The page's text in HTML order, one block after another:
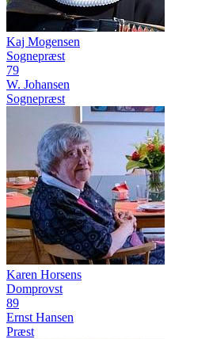
Kaj Mogensen
Sognepræst
79
W. Johansen
Sognepræst
Karen Horsens
Domprovst
89
Ernst Hansen
Præst